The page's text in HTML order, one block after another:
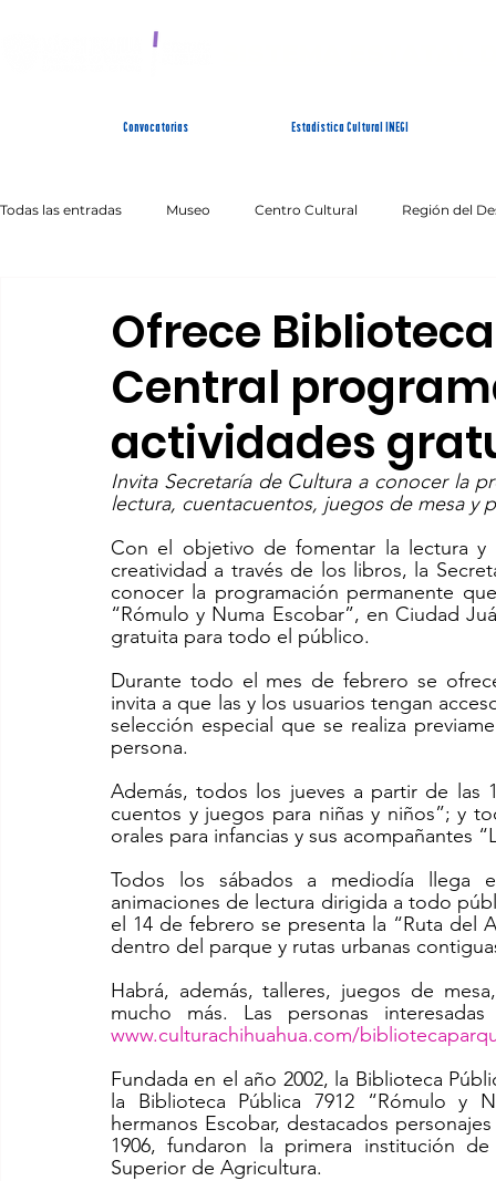
Convocatorias Estadística Cultural INEGI
Todas las entradas Museo Centro Cultural Región del
Ofrece
Central
actividades
Invita Secretaría de Cultura a conocer la
lectura, cuentacuentos, juegos de mesa y
Con el objetivo de fomentar la lectura y
creatividad a través de los libros, la
conocer la programación permanente
“Rómulo y Numa Escobar”, en Ciudad
gratuita para todo el público.
Durante todo el mes de febrero se
invita a que las y los usuarios tengan
selección especial que se realiza
persona.
Además, todos los jueves a partir de las
cuentos y juegos para niñas y niños”; y
orales para infancias y sus acompañantes
Todos los sábados a mediodía llega
animaciones de lectura dirigida a todo
el 14 de febrero se presenta la “Ruta del
dentro del parque y rutas urbanas
Habrá, además, talleres, juegos de
www.culturachihuahua.com/
Fundada en el año 2002, la Biblioteca
la Biblioteca Pública 7912 “Rómulo y
hermanos Escobar, destacados
1906, fundaron la primera institución
Superior de Agricultura.